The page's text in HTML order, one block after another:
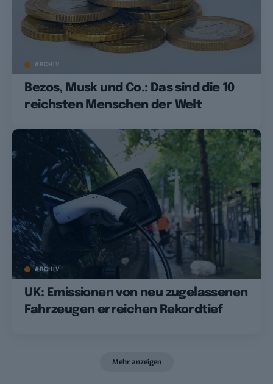
ARCHIV
Bezos, Musk und Co.: Das sind die 10
reichsten Menschen der Welt
ARCHIV
UK: Emissionen von neu zugelassenen
Fahrzeugen erreichen Rekordtief
Mehr anzeigen